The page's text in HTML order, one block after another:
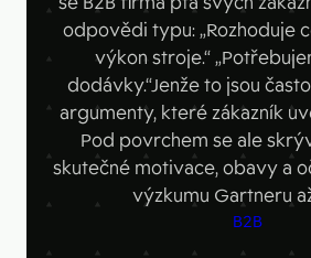
Google Looker
Figma
Collabim
Apollo
Leady
Blog
Kontakt
odpovědi typu: „Rozhoduje
výkon stroje.“
dodávky.“Jenže to jsou
argumenty, které zákazník
Pod povrchem se ale
skutečné motivace, obavy a
výzkumu Gartneru
B2B